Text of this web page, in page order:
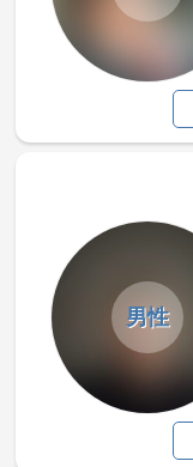
男性